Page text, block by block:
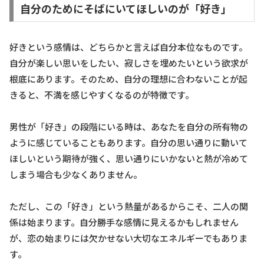
自分のためにそばにいてほしいのが「好き」
好きという感情は、どちらかと言えば自分本位なものです。
自分が楽しい思いをしたい、寂しさを埋めたいという欲求が
根底にあります。そのため、自分の理想に合わないことが起
きると、不満を感じやすくなるのが特徴です。
男性が「好き」の段階にいる時は、あなたを自分の所有物の
ように感じていることもあります。自分の思い通りに動いて
ほしいという期待が強く、思い通りにいかないと熱が冷めて
しまう場合も少なくありません。
ただし、この「好き」という熱量があるからこそ、二人の関
係は始まります。自分勝手な感情に見えるかもしれません
が、恋の始まりには欠かせない大切なエネルギーでもありま
す。